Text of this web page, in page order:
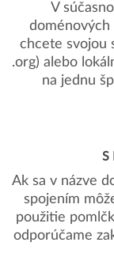
V
doménových
chcete svojou
.org) alebo
na jednu
S
Ak sa v názve
spojením
použitie
odporúčame